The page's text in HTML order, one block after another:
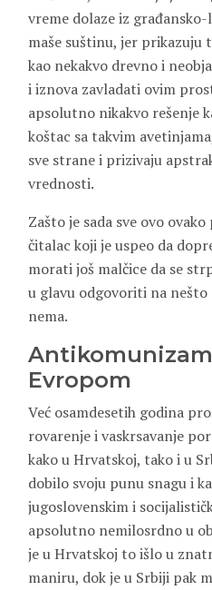
vreme dolaze iz
maše suštinu, jer
kao nekakvo drevno i
i iznova zavladati ovim
apsolutno nikakvo rešenje
koštac sa takvim
sve strane i prizivaju
vrednosti.
Zašto je sada sve ovo
čitalac koji je uspeo da
morati još malčice da se
u glavu odgovoriti na nešto
nema.
Evropom
Već osamdesetih godina
rovarenje i vaskrsavanje
kako u Hrvatskoj, tako i u
dobilo svoju punu snagu i
jugoslovenskim i
apsolutno nemilosrdno u
je u Hrvatskoj to išlo u
maniru, dok je u Srbiji pak